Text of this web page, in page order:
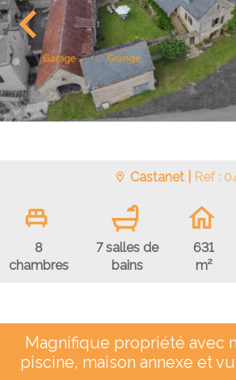
Castanet | Ref :
8
chambres
7 salles de
bains
631
m²
Magnifique propriété avec
piscine, maison annexe et